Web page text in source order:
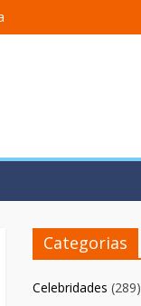
Categorias
Celebridades (289)